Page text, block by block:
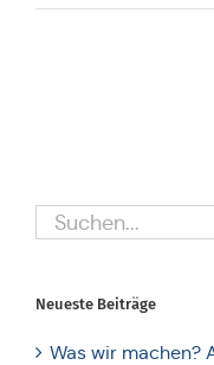
Suche
Neueste Bei­trä­ge
Was wir machen?